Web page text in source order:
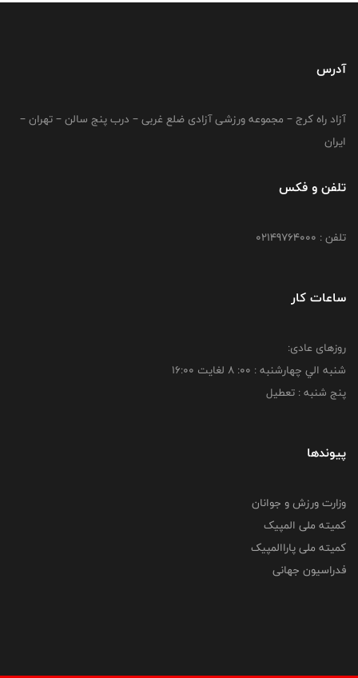
آدرس
آزاد راه کرج – مجموعه ورزشی آزادی ضلع غربی – درب پنج سالن – تهران –
ایران
تلفن و فکس
تلفن : 02149764000
ساعات کار
روزهای عادی:
شنبه الي چهارشنبه : 00: 8 لغايت 16:00
پنج شنبه : تعطیل
پیوندها
وزارت ورزش و جوانان
کمیته ملی المپیک
کمیته ملی پاراالمپیک
فدراسیون جهانی